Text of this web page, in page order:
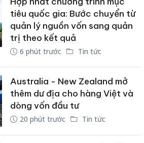
tiêu quốc gia: Bước chuyển từ
quản lý nguồn vốn sang quản
trị theo kết quả
6 phút trước Tin tức
Australia - New Zealand mở
thêm dư địa cho hàng Việt và
dòng vốn đầu tư
20 phút trước Tin tức